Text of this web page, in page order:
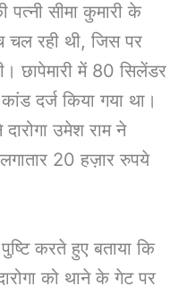
सीमा कुमारी के
चल रही थी, जिस पर
छापेमारी में 80 सिलेंडर
दर्ज किया गया था।
उमेश राम ने
20 हज़ार रुपये
करते हुए बताया कि
को थाने के गेट पर